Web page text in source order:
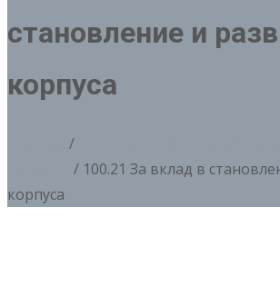
становление и
корпуса
/
/ 100.21 За вклад в
корпуса